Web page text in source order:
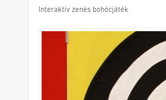
Interaktív zenés bohócjáték